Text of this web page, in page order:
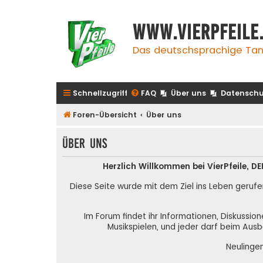
Das deutschsprachige
Schnellzugriff FAQ Über uns
Foren-Übersicht Über uns
Über uns
Herzlich Willkommen bei VierPfeile,
Diese Seite wurde mit dem Ziel ins Leben
Im Forum findet ihr Informationen,
Musikspielen, und jeder darf beim